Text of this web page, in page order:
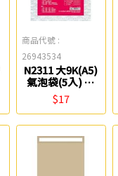
商品代號 :
26943534
N2311 大9K(A5)
氣泡袋(5入) 博
崴
$17